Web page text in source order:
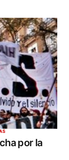
por la